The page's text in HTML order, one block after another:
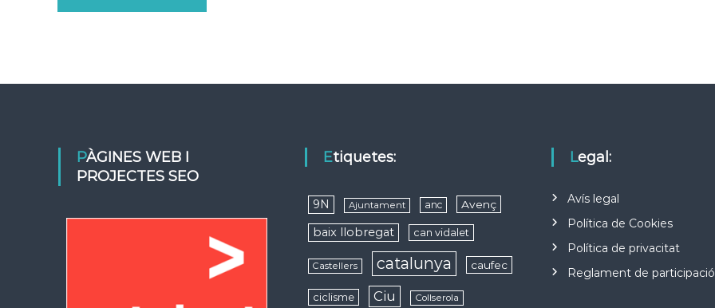
PÀGINES WEB I
PROJECTES SEO
Etiquetes:
9N Ajuntament anc Avenç
baix llobregat can vidalet
Castellers catalunya caufec
ciclisme Ciu Collserola
Legal:
Avís legal
Política de Cookies
Política de privacitat
Reglament de participació